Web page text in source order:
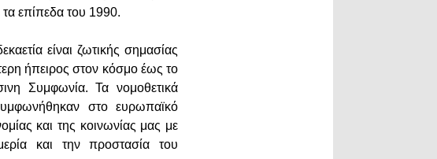
επίπεδα του 1990.
είναι ζωτικής σημασίας
ήπειρος στον κόσμο έως το
Συμφωνία. Τα νομοθετικά
στο ευρωπαϊκό
και της κοινωνίας μας με
και την προστασία του